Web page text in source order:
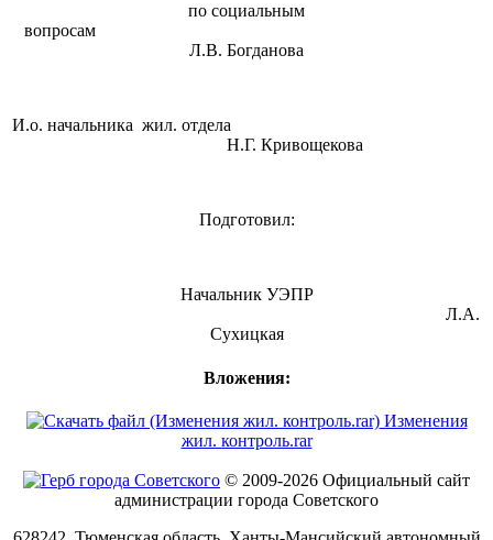
по социальным
вопросам
Л.В. Богданова
И.о. начальника жил. отдела
Н.Г. Кривощекова
Подготовил:
Начальник УЭПР
Л.А.
Сухицкая
Вложения:
Изменения
жил. контроль.rar
© 2009-2026 Официальный сайт
администрации города Советского